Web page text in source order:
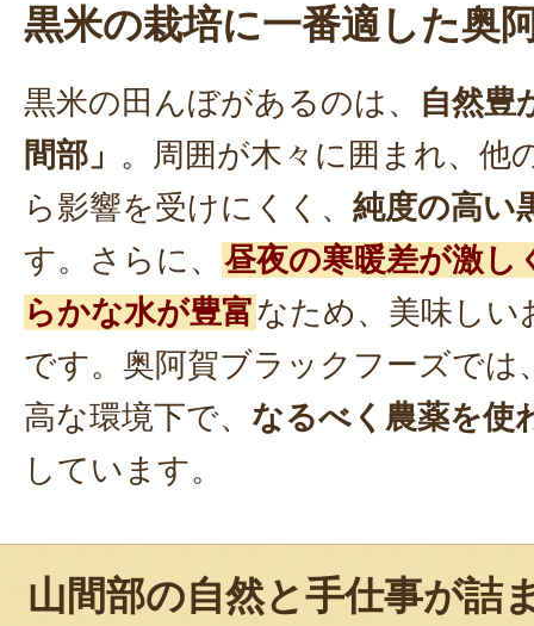
黒米の栽培に一番適した奥
黒米の田んぼがあるのは、 自然豊
間部」 。周囲が木々に囲まれ、他
ら影響を受けにくく、 純度の高い
す。さらに、 昼夜の寒暖差が激し
らかな水が豊富なため、美味しい
です。奥阿賀ブラックフーズでは
高な環境下で、 なるべく農薬を使
しています。
山間部の自然と手仕事が詰